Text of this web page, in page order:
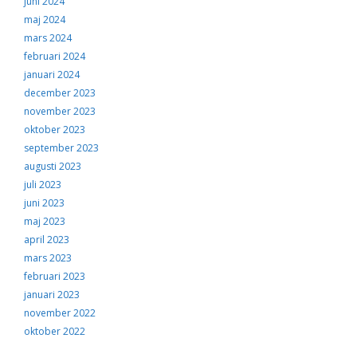
maj 2024
mars 2024
februari 2024
januari 2024
december 2023
november 2023
oktober 2023
september 2023
augusti 2023
juli 2023
juni 2023
maj 2023
april 2023
mars 2023
februari 2023
januari 2023
november 2022
oktober 2022